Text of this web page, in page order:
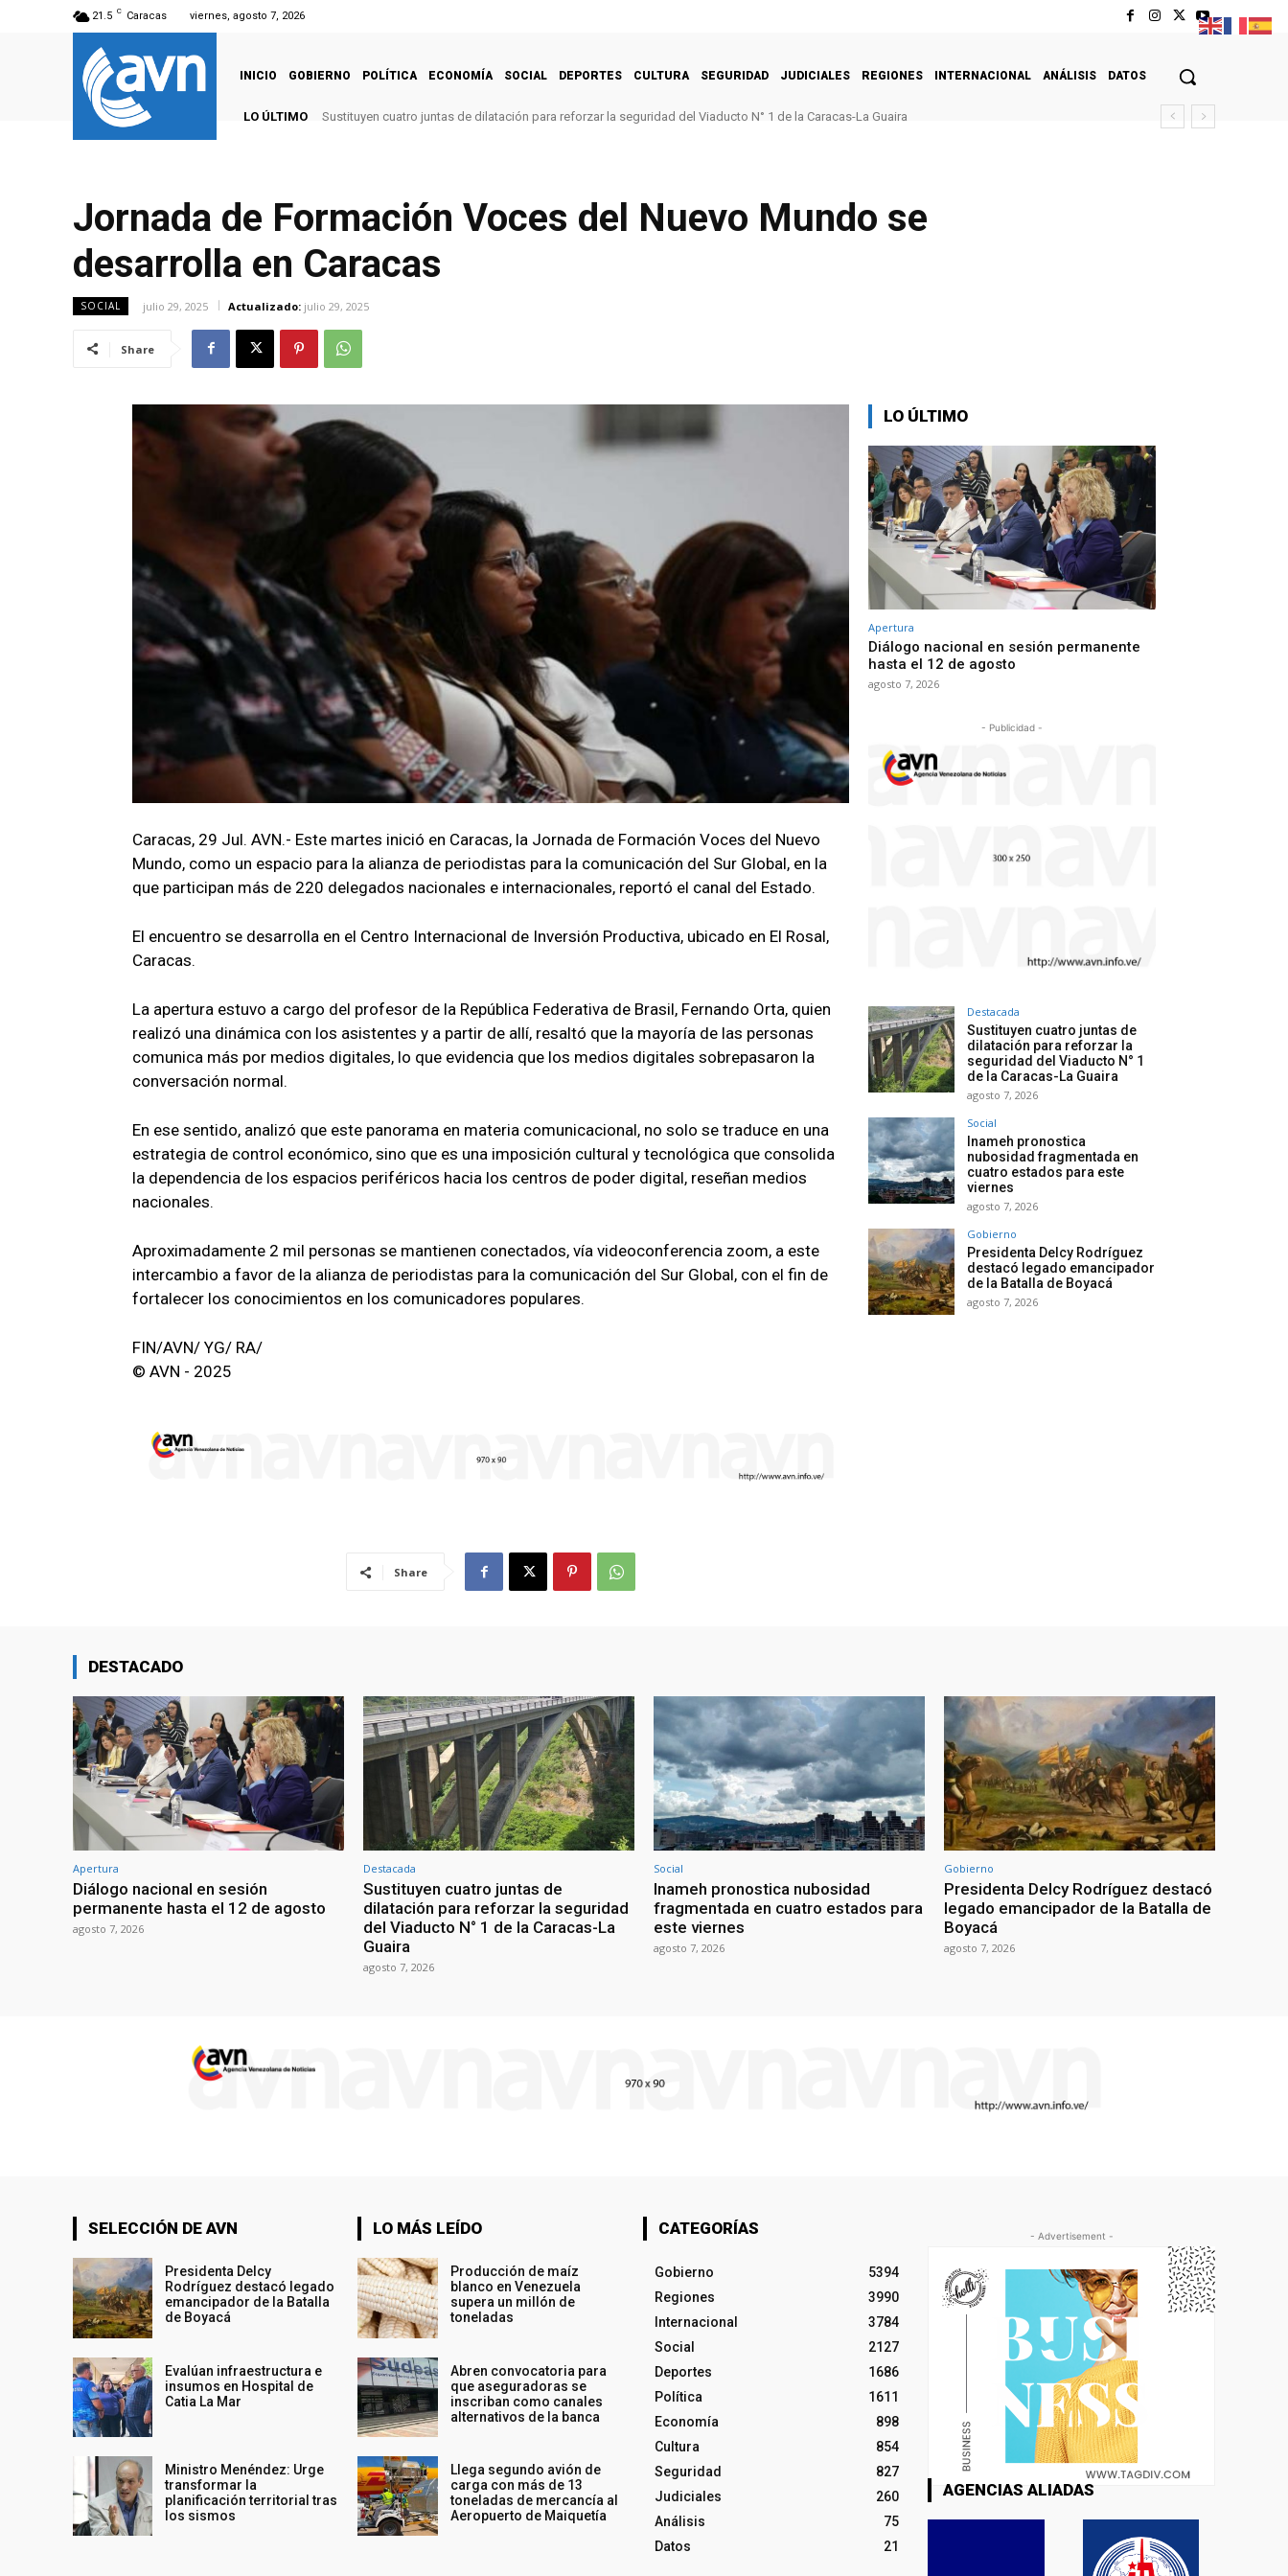
21.5 C Caracas viernes, agosto 7, 2026
INICIO GOBIERNO POLÍTICA ECONOMÍA SOCIAL DEPORTES CULTURA SEGURIDAD JUDICIALES REGIONES INTERNACIONAL ANÁLISIS DATOS
LO ÚLTIMO Sustituyen cuatro juntas de dilatación para reforzar la seguridad del Viaducto N° 1 de la Caracas-La Guaira
Jornada de Formación Voces del Nuevo Mundo se
desarrolla en Caracas
SOCIAL julio 29, 2025 Actualizado: julio 29, 2025
Share
Caracas, 29 Jul. AVN.- Este martes inició en Caracas, la Jornada de Formación Voces del Nuevo
Mundo, como un espacio para la alianza de periodistas para la comunicación del Sur Global, en la
que participan más de 220 delegados nacionales e internacionales, reportó el canal del Estado.
El encuentro se desarrolla en el Centro Internacional de Inversión Productiva, ubicado en El Rosal,
Caracas.
La apertura estuvo a cargo del profesor de la República Federativa de Brasil, Fernando Orta, quien
realizó una dinámica con los asistentes y a partir de allí, resaltó que la mayoría de las personas
comunica más por medios digitales, lo que evidencia que los medios digitales sobrepasaron la
conversación normal.
En ese sentido, analizó que este panorama en materia comunicacional, no solo se traduce en una
estrategia de control económico, sino que es una imposición cultural y tecnológica que consolida
la dependencia de los espacios periféricos hacia los centros de poder digital, reseñan medios
nacionales.
Aproximadamente 2 mil personas se mantienen conectados, vía videoconferencia zoom, a este
intercambio a favor de la alianza de periodistas para la comunicación del Sur Global, con el fin de
fortalecer los conocimientos en los comunicadores populares.
FIN/AVN/ YG/ RA/
© AVN - 2025
Share
LO ÚLTIMO
Apertura
Diálogo nacional en sesión permanente
hasta el 12 de agosto
agosto 7, 2026
- Publicidad -
Destacada
Sustituyen cuatro juntas de
dilatación para reforzar la
seguridad del Viaducto N° 1
de la Caracas-La Guaira
agosto 7, 2026
Social
Inameh pronostica
nubosidad fragmentada en
cuatro estados para este
viernes
agosto 7, 2026
Gobierno
Presidenta Delcy Rodríguez
destacó legado emancipador
de la Batalla de Boyacá
agosto 7, 2026
DESTACADO
Apertura
Diálogo nacional en sesión
permanente hasta el 12 de agosto
agosto 7, 2026
Destacada
Sustituyen cuatro juntas de
dilatación para reforzar la seguridad
del Viaducto N° 1 de la Caracas-La
Guaira
agosto 7, 2026
Social
Inameh pronostica nubosidad
fragmentada en cuatro estados para
este viernes
agosto 7, 2026
Gobierno
Presidenta Delcy Rodríguez destacó
legado emancipador de la Batalla de
Boyacá
agosto 7, 2026
SELECCIÓN DE AVN
Presidenta Delcy
Rodríguez destacó legado
emancipador de la Batalla
de Boyacá
Evalúan infraestructura e
insumos en Hospital de
Catia La Mar
Ministro Menéndez: Urge
transformar la
planificación territorial tras
los sismos
LO MÁS LEÍDO
Producción de maíz
blanco en Venezuela
supera un millón de
toneladas
Abren convocatoria para
que aseguradoras se
inscriban como canales
alternativos de la banca
Llega segundo avión de
carga con más de 13
toneladas de mercancía al
Aeropuerto de Maiquetía
CATEGORÍAS
Gobierno
5394
Regiones
3990
Internacional
3784
Social
2127
Deportes
1686
Política
1611
Economía
898
Cultura
854
Seguridad
827
Judiciales
260
Análisis
75
Datos
21
- Advertisement -
AGENCIAS ALIADAS